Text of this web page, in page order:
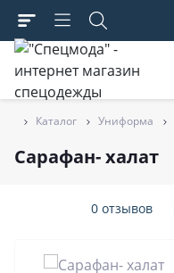
Каталог Униформа
Сарафан- халат
0 отзывов